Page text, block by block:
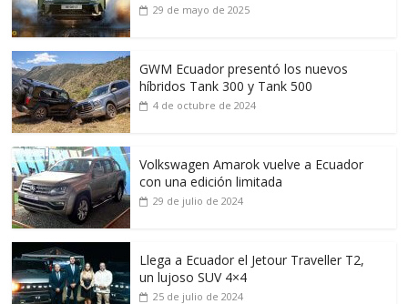
29 de mayo de 2025
GWM Ecuador presentó los nuevos
híbridos Tank 300 y Tank 500
4 de octubre de 2024
Volkswagen Amarok vuelve a Ecuador
con una edición limitada
29 de julio de 2024
Llega a Ecuador el Jetour Traveller T2,
un lujoso SUV 4×4
25 de julio de 2024